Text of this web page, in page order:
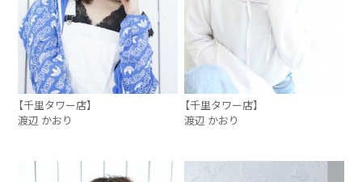
【千里タワー店】
渡辺 かおり
【千里タワー店】
渡辺 かおり